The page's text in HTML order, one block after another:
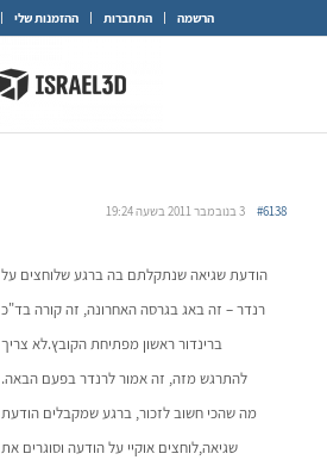
הרשמה התחברות ההזמנות שלי
3 בנובמבר 2011 בשעה 19:24 #6138
הודעת שגיאה שנתקלתם בה ברגע שלוחצים על
רנדר – זה באג בגרסה האחרונה, זה קורה בד"כ
ברינדור ראשון מפתיחת הקובץ.לא צריך
להתרגש מזה, זה אמור לרנדר בפעם הבאה.
מה שהכי חשוב לזכור, ברגע שמקבלים הודעת
שגיאה,לוחצים אוקיי על הודעה וסוגרים את